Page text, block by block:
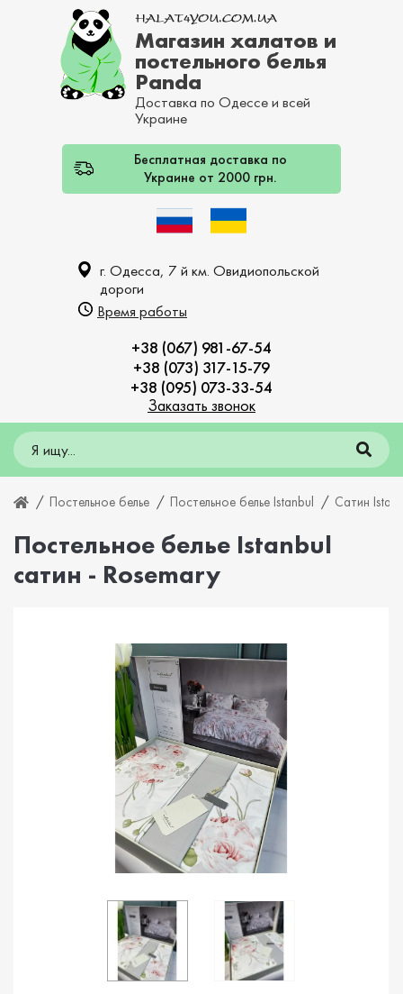
Магазин халатов и
постельного белья
Panda
Доставка по Одессе и всей
Украине
Бесплатная доставка по
Украине от 2000 грн.
г. Одесса, 7 й км. Овидиопольской
дороги
Время работы
+38 (067) 981-67-54
+38 (073) 317-15-79
+38 (095) 073-33-54
Заказать звонок
Постельное белье Постельное белье Istanbul Сатин
Постельное белье Istanbul
сатин - Rosemary